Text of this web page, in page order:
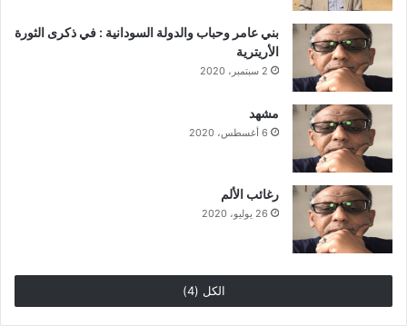
بني عامر وحباب والدولة السودانية : في ذكرى الثورة
الأريترية
2 سبتمبر، 2020
مشهد
6 أغسطس، 2020
رغائب الألم
26 يوليو، 2020
الكل (4)